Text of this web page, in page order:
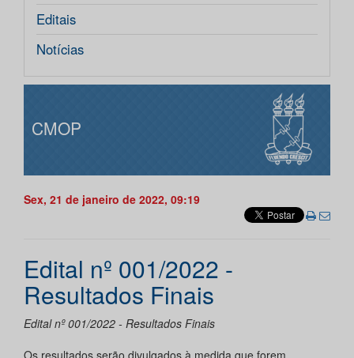
Editais
Notícias
CMOP
Sex, 21 de janeiro de 2022, 09:19
Edital nº 001/2022 -
Resultados Finais
Edital nº 001/2022 - Resultados Finais